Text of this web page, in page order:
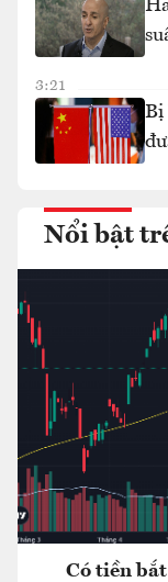
3:21
Bị
Nổi bật
Có tiền